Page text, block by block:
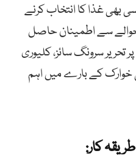
بھی غذا کا انتخاب کرنے
سے اطمینان حاصل
تحریر سرونگ سائز، کلیوری
خوارک کے بارے میں اہم
کار: